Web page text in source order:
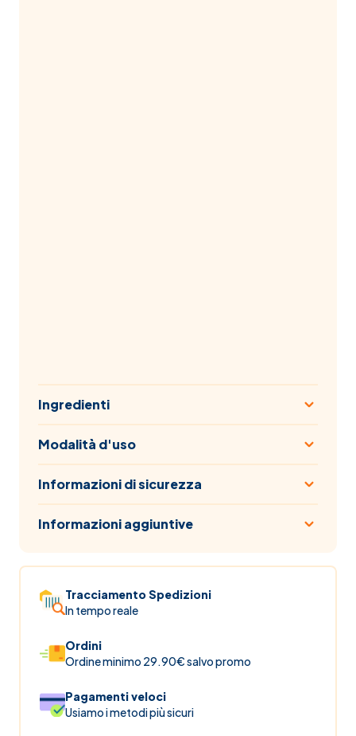
Ingredienti
Modalità d'uso
Informazioni di sicurezza
Informazioni aggiuntive
Tracciamento Spedizioni
In tempo reale
Ordini
Ordine minimo 29.90€ salvo promo
Pagamenti veloci
Usiamo i metodi più sicuri